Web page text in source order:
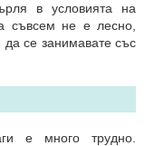
в условията на
съвсем не е лесно,
да се занимавате със
е много трудно.